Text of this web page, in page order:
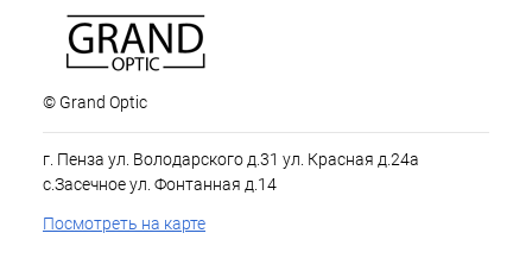
© Grand Optic
г. Пенза ул. Володарского д.31 ул. Красная д.24а
с.Засечное ул. Фонтанная д.14
Посмотреть на карте